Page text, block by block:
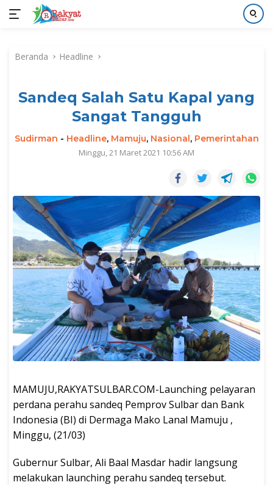
kontenBeranda Headline
Sandeq Salah Satu Kapal yang
Sangat Tangguh
Sudirman - Headline, Mamuju, Nasional, Pemerintahan
Minggu, 21 Maret 2021 10:56 AM
MAMUJU,RAKYATSULBAR.COM-Launching pelayaran
perdana perahu sandeq Pemprov Sulbar dan Bank
Indonesia (BI) di Dermaga Mako Lanal Mamuju ,
Minggu, (21/03)
Gubernur Sulbar, Ali Baal Masdar hadir langsung
melakukan launching perahu sandeq tersebut.